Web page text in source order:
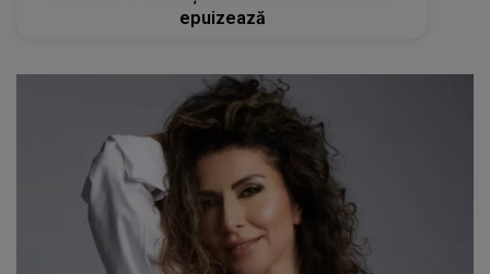
epuizează